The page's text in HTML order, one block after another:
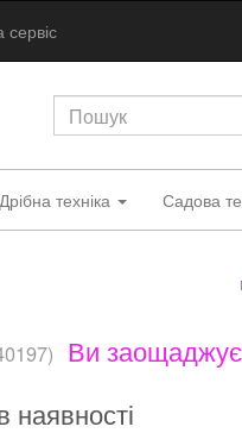
сервіс
Дрібна техніка Садова
Ви
наявності